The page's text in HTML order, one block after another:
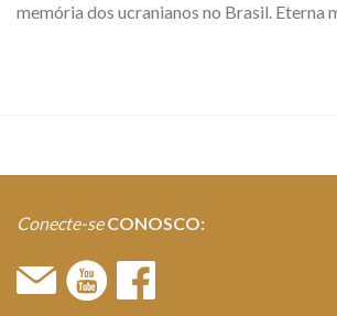
memória dos ucranianos no Brasil. Eterna
Conecte-se CONOSCO: